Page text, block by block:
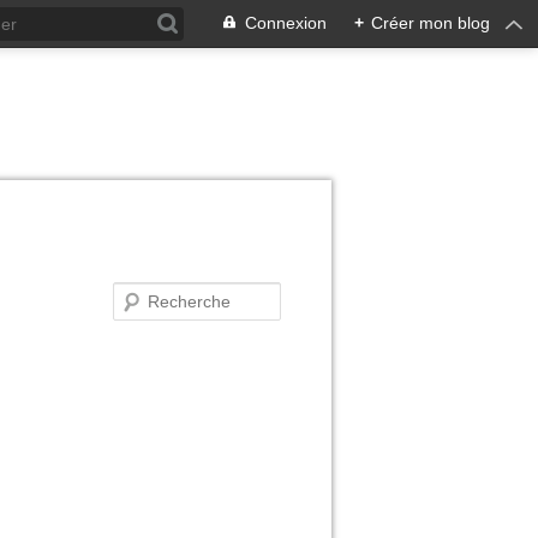
Connexion + Créer mon blog